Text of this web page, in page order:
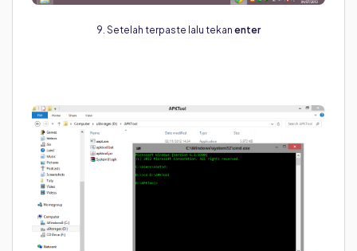
9. Setelah terpaste lalu tekan enter